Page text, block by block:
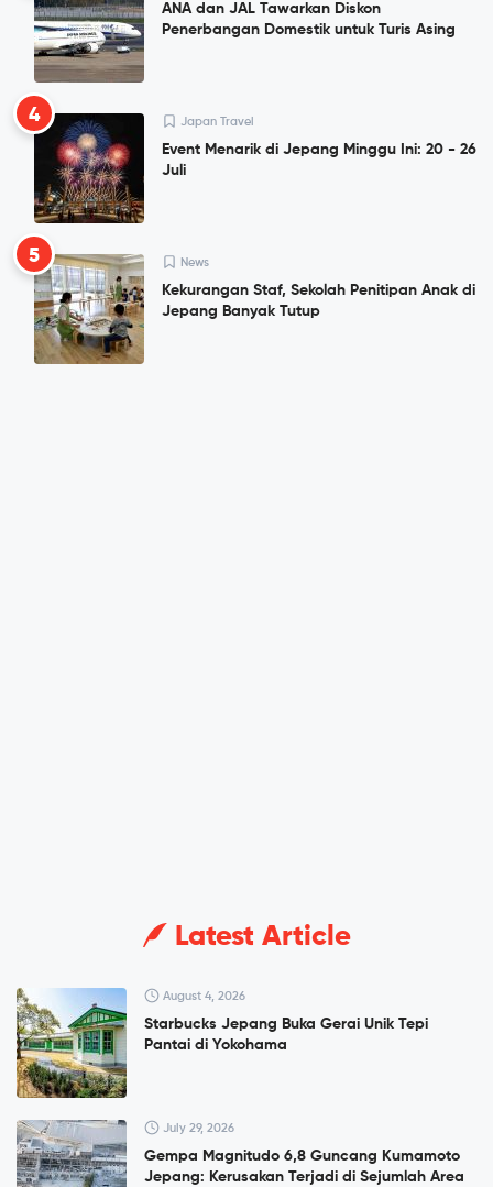
ANA dan JAL Tawarkan Diskon
Penerbangan Domestik untuk Turis Asing
4 Japan Travel
Event Menarik di Jepang Minggu Ini: 20 - 26
Juli
5 News
Kekurangan Staf, Sekolah Penitipan Anak di
Jepang Banyak Tutup
Latest Article
August 4, 2026
Starbucks Jepang Buka Gerai Unik Tepi
Pantai di Yokohama
July 29, 2026
Gempa Magnitudo 6,8 Guncang Kumamoto
Jepang: Kerusakan Terjadi di Sejumlah Area